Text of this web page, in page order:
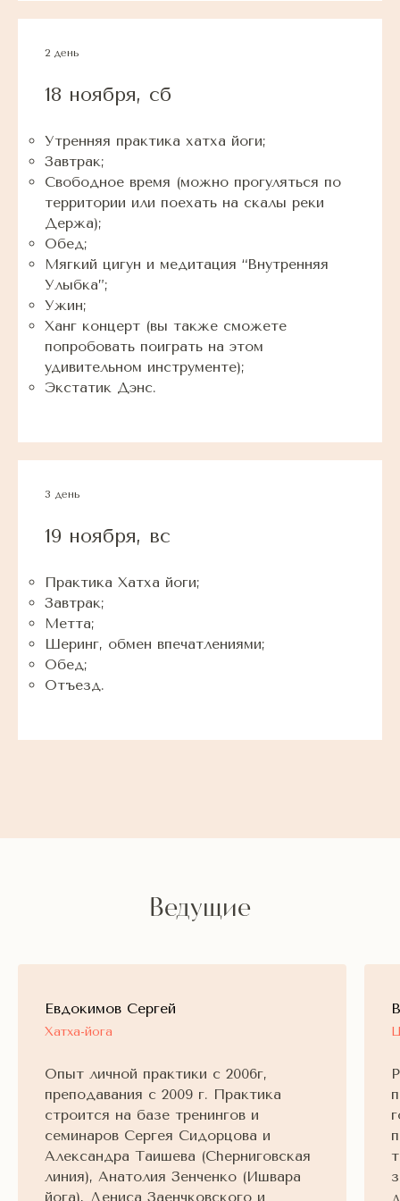
2 день
18 ноября, сб
Утренняя практика хатха йоги;
Завтрак;
Свободное время (можно прогуляться по
территории или поехать на скалы реки
Держа);
Обед;
Мягкий цигун и медитация “Внутренняя
Улыбка”;
Ужин;
Ханг концерт (вы также сможете
попробовать поиграть на этом
удивительном инструменте);
Экстатик Дэнс.
3 день
19 ноября, вс
Практика Хатха йоги;
Завтрак;
Метта;
Шеринг, обмен впечатлениями;
Обед;
Отъезд.
Ведущие
Евдокимов Сергей
Хатха-йога
Опыт личной практики с 2006г,
преподавания с 2009 г. Практика
строится на базе тренингов и
семинаров Сергея Сидорцова и
Александра Таишева (Сhерниговская
линия), Анатолия Зенченко (Ишвара
йога), Дениса Заенчковского и